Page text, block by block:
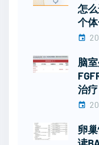
怎
个
脑
治疗
卵
读